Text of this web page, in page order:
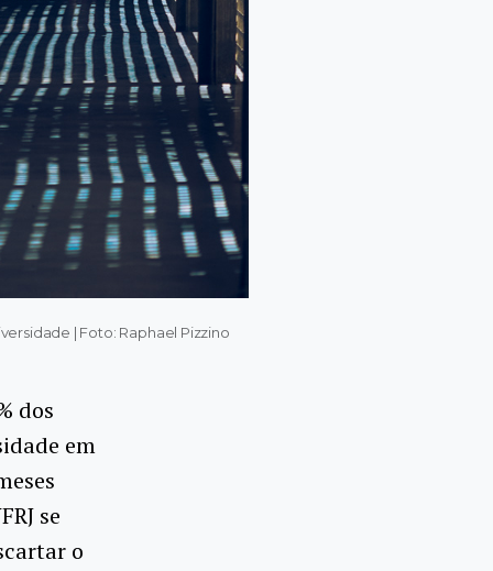
| Foto: Raphael Pizzino
dos
em
se
o